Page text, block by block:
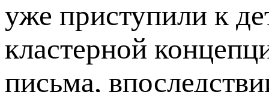
уже приступили к
кластерной
письма,